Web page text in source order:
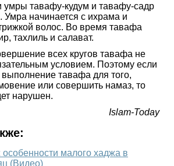
тавафу-кудум и тавафу-садр
начинается с ихрама и
волос. Во время тавафа
тахлиль и салават.
всех кругов тавафа не
условием. Поэтому если
выполнение тавафа для того,
или совершить намаз, то
нарушен.
Islam-Today
малого хаджа в
(Видео)